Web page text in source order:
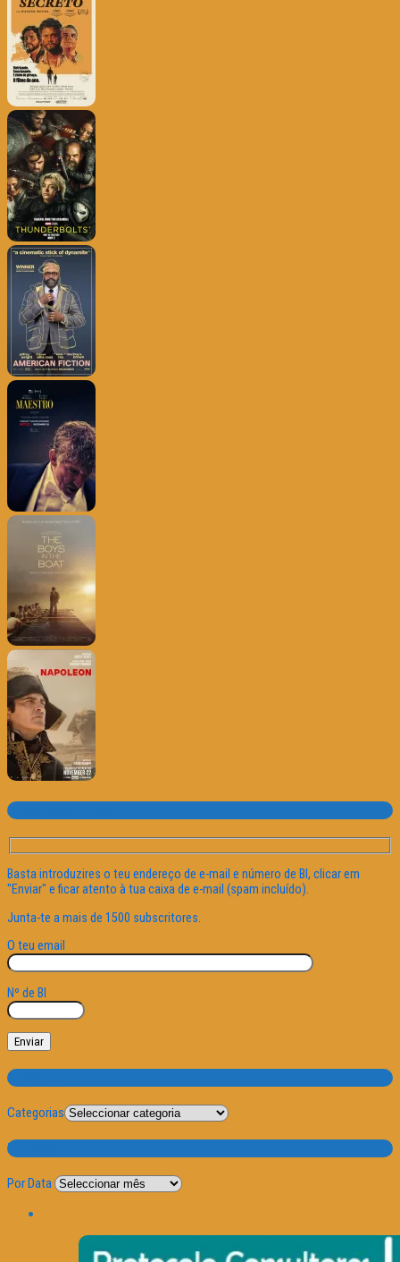
Subscrever o site
Basta introduzires o teu endereço de e-mail e número de BI, clicar em
"Enviar" e ficar atento à tua caixa de e-mail (spam incluído).
Junta-te a mais de 1500 subscritores.
O teu email
Nº de BI
Categorias
Categorias
Por Data
Por Data